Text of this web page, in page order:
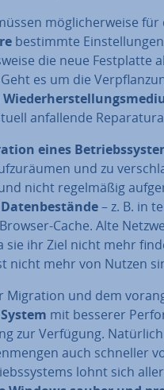
mög­li­cher­wei­se für
bestimmte
die neue
es um die
an­fal­len­de
eines
und zu
nicht re­gel­mä­ßig
– z. B. in
Cache. Alte
sie ihr Ziel nicht mehr
nicht mehr von Nutzen
Migration und dem
mit besserer
zur Verfügung.
auch schneller
lohnt sich